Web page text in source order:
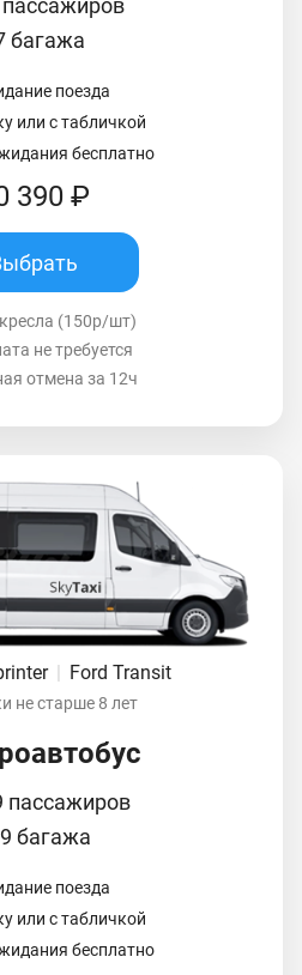
багажа
поезда
или с табличкой
бесплатно
390 ₽
(150р/шт)
не требуется
отмена за 12ч
| Ford Transit
не старше 8 лет
пассажиров
багажа
поезда
или с табличкой
бесплатно